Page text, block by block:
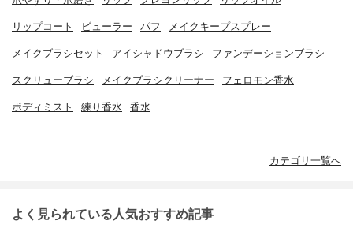
リップコート ビューラー パフ メイクキープスプレー
メイクブラシセット アイシャドウブラシ ファンデーションブラシ
スクリューブラシ メイクブラシクリーナー フェロモン香水
ボディミスト 練り香水 香水
カテゴリ一覧へ
よく見られている人気おすすめ記事